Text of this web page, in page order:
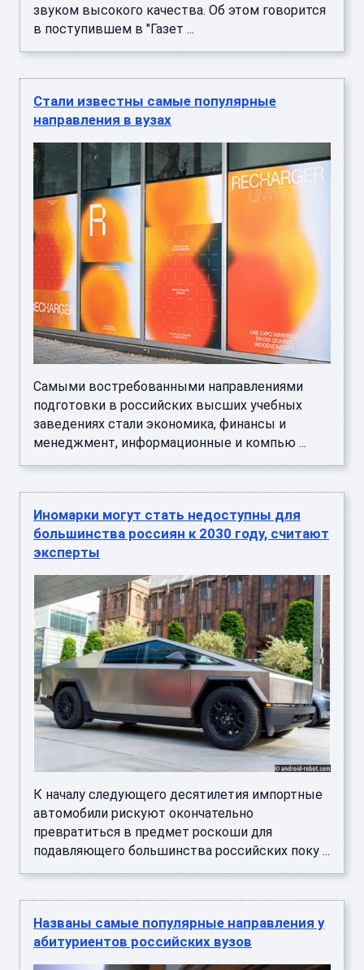
звуком высокого качества. Об этом говорится
в поступившем в "Газет ...
Стали известны самые популярные
направления в вузах
Самыми востребованными направлениями
подготовки в российских высших учебных
заведениях стали экономика, финансы и
менеджмент, информационные и компью ...
Иномарки могут стать недоступны для
большинства россиян к 2030 году, считают
эксперты
К началу следующего десятилетия импортные
автомобили рискуют окончательно
превратиться в предмет роскоши для
подавляющего большинства российских поку ...
Названы самые популярные направления у
абитуриентов российских вузов